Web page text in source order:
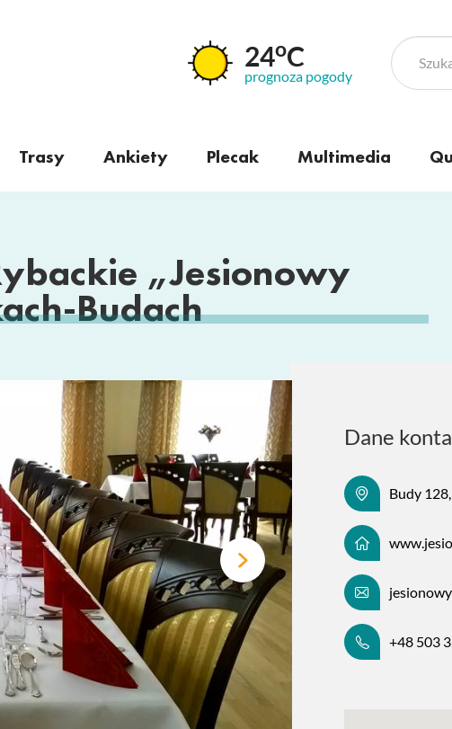
24oC
prognoza pogody
Trasy Ankiety Plecak Multimedia
„Jesionowy
Budach
Dane
Budy
+48 503